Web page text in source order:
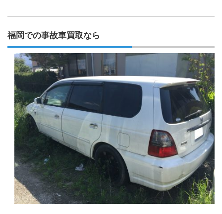
福岡での事故車買取なら